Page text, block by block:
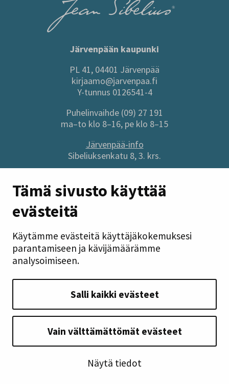
Tämä sivusto käyttää
evästeitä
Käytämme evästeitä käyttäjäkokemuksesi
parantamiseen ja kävijämäärämme
analysoimiseen.
Salli kaikki evästeet
Vain välttämättömät evästeet
Näytä tiedot
Järvenpään kaupunki
PL 41, 04401 Järvenpää
kirjaamo@jarvenpaa.fi
Y-tunnus 0126541-4
Puhelinvaihde (09) 27 191
ma–to klo 8–16, pe klo 8–15
Järvenpää-info
Sibeliuksenkatu 8, 3. krs.
Sivuston pikalinkit
Anna palautetta
Tilaa uutiskirje
Tietosuoja
Takaisin ylös
Seuraa meitä